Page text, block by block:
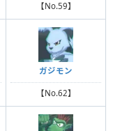
【No.59】
ガジモン
【No.62】